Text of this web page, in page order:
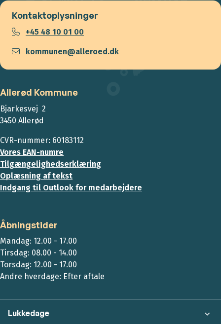
Kontaktoplysninger
+45 48 10 01 00
kommunen@alleroed.dk
Allerød Kommune
Bjarkesvej 2
3450 Allerød
CVR-nummer: 60183112
Vores EAN-numre
Tilgængelighedserklæring
Oplæsning af tekst
Indgang til Outlook for medarbejdere
Åbningstider
Mandag: 12.00 - 17.00
Tirsdag: 08.00 - 14.00
Torsdag: 12.00 - 17.00
Andre hverdage: Efter aftale
Lukkedage